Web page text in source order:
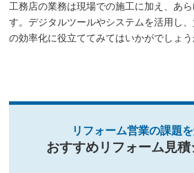
工務店の業務は現場での施工に加え、あ
す。デジタルツールやシステムを活用し
の効率化に役立ててみてはいかがでしょう
リフォーム営業の課題
おすすめリフォーム見